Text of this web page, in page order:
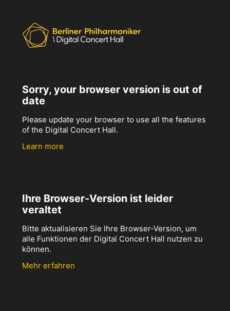
Sorry, your browser version is out of
date
Please update your browser to use all the features
of the Digital Concert Hall.
Learn more
Ihre Browser-Version ist leider
veraltet
Bitte aktualisieren Sie Ihre Browser-Version, um
alle Funktionen der Digital Concert Hall nutzen zu
können.
Mehr erfahren